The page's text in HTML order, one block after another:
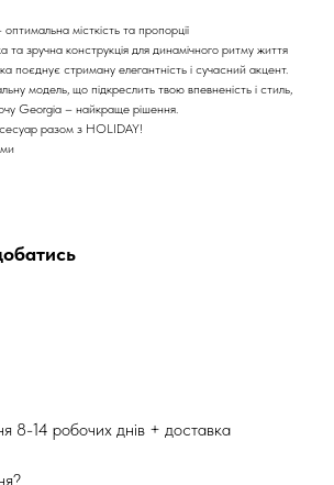
місткість та пропорції
та зручна конструкція для динамічного ритму життя
поєднує стриману елегантність і сучасний акцент.
модель, що підкреслить твою впевненість і стиль,
Georgia – найкраще рішення.
разом з HOLIDAY!
8-14 робочих днів + доставка